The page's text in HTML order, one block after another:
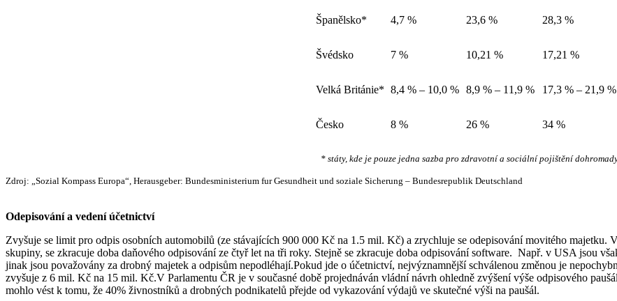
Španělsko* 4,7 % 23,6 % 28,3 %
Švédsko 7 % 10,21 % 17,21 %
Velká Británie* 8,4 % – 10,0 % 8,9 % – 11,9 % 17,3 % – 21,9 %
Česko 8 % 26 % 34 %
* státy, kde je pouze jedna sazba pro zdravotní a sociální pojištění
Zdroj: „Sozial Kompass Europa“, Herausgeber: Bundesministerium fur Gesundheit und soziale Sicherung – Bundesrepublik Deutschland
Odepisování a vedení účetnictví
Zvyšuje se limit pro odpis osobních automobilů (ze stávajících 900 000 Kč na 1.5 mil. Kč) a zrychluje se odepisování movitého majetku.
skupiny, se zkracuje doba daňového odpisování ze čtyř let na tři roky. Stejně se zkracuje doba odpisování software. Např. v USA jsou
jinak jsou považovány za drobný majetek a odpisům nepodléhají.Pokud jde o účetnictví, nejvýznamnější schválenou změnou je
zvyšuje z 6 mil. Kč na 15 mil. Kč.V Parlamentu ČR je v současné době projednáván vládní návrh ohledně zvýšení výše odpisového
mohlo vést k tomu, že 40% živnostníků a drobných podnikatelů přejde od vykazování výdajů ve skutečné výši na paušál.